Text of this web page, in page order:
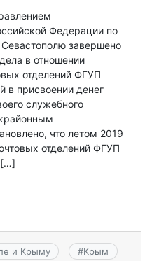
Федерации по
завершено
в отношении
отделений ФГУП
в присвоении денег
служебного
что летом 2019
отделений ФГУП
[…]
и Крыму #Крым